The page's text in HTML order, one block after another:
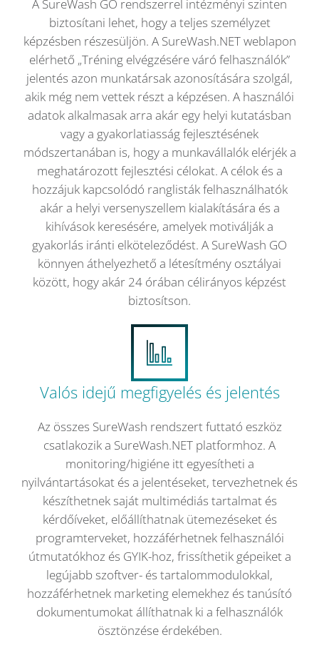
A SureWash GO rendszerrel intézményi szinten
biztosítani lehet, hogy a teljes személyzet
képzésben részesüljön. A SureWash.NET weblapon
elérhető „Tréning elvégzésére váró felhasználók”
jelentés azon munkatársak azonosítására szolgál,
akik még nem vettek részt a képzésen. A használói
adatok alkalmasak arra akár egy helyi kutatásban
vagy a gyakorlatiasság fejlesztésének
módszertanában is, hogy a munkavállalók elérjék a
meghatározott fejlesztési célokat. A célok és a
hozzájuk kapcsolódó ranglisták felhasználhatók
akár a helyi versenyszellem kialakítására és a
kihívások keresésére, amelyek motiválják a
gyakorlás iránti elköteleződést. A SureWash GO
könnyen áthelyezhető a létesítmény osztályai
között, hogy akár 24 órában célirányos képzést
biztosítson.
Valós idejű megfigyelés és jelentés
Az összes SureWash rendszert futtató eszköz
csatlakozik a SureWash.NET platformhoz. A
monitoring/higiéne itt egyesítheti a
nyilvántartásokat és a jelentéseket, tervezhetnek és
készíthetnek saját multimédiás tartalmat és
kérdőíveket, előállíthatnak ütemezéseket és
programterveket, hozzáférhetnek felhasználói
útmutatókhoz és GYIK-hoz, frissíthetik gépeiket a
legújabb szoftver- és tartalommodulokkal,
hozzáférhetnek marketing elemekhez és tanúsító
dokumentumokat állíthatnak ki a felhasználók
ösztönzése érdekében.